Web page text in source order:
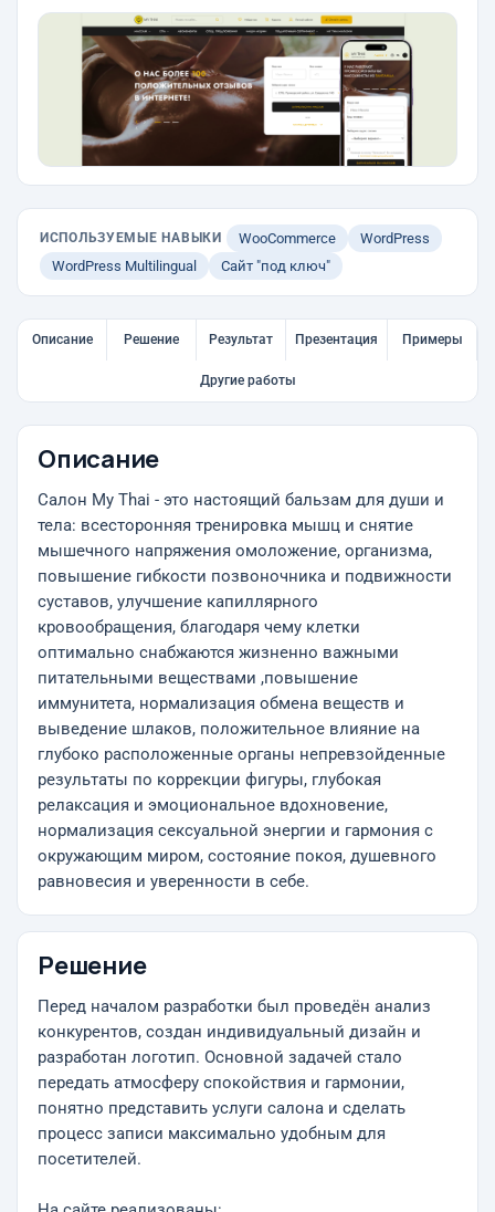
ИСПОЛЬЗУЕМЫЕ НАВЫКИ WooCommerce
WordPress
WordPress Multilingual
Сайт "под ключ"
Описание Решение Результат Презентация Примеры
Другие работы
Описание
Салон My Thai - это настоящий бальзам для души и
тела: всесторонняя тренировка мышц и снятие
мышечного напряжения омоложение, организма,
повышение гибкости позвоночника и подвижности
суставов, улучшение капиллярного
кровообращения, благодаря чему клетки
оптимально снабжаются жизненно важными
питательными веществами ,повышение
иммунитета, нормализация обмена веществ и
выведение шлаков, положительное влияние на
глубоко расположенные органы непревзойденные
результаты по коррекции фигуры, глубокая
релаксация и эмоциональное вдохновение,
нормализация сексуальной энергии и гармония с
окружающим миром, состояние покоя, душевного
равновесия и уверенности в себе.
Решение
Перед началом разработки был проведён анализ
конкурентов, создан индивидуальный дизайн и
разработан логотип. Основной задачей стало
передать атмосферу спокойствия и гармонии,
понятно представить услуги салона и сделать
процесс записи максимально удобным для
посетителей.